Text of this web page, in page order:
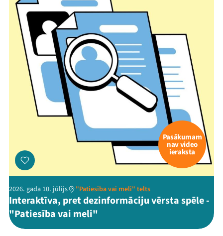
Kontakti
ThreadsFacebookYoutube
X Instagram
Flick TikTok
Pasākumam
nav video
ieraksta
2026. gada 10. jūlijs "Patiesība vai meli" telts
Interaktīva, pret dezinformāciju vērsta spēle -
"Patiesība vai meli"